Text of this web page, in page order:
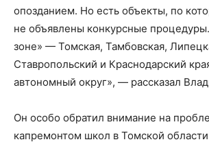
опозданием. Но есть объекты, по
не объявлены конкурсные
зоне» — Томская, Тамбовская,
Ставропольский и Краснодарский
автономный округ», — рассказал
Он особо обратил внимание на
капремонтом школ в Томской